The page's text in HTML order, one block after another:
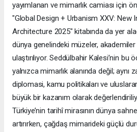
yayımlanan ve mimarlık camiası için
"Global Design + Urbanism XXV: New
Architecture 2025" kitabında da yer
dünya genelindeki müzeler,
ulaştırılıyor. Seddülbahir Kalesi’nin bu
yalnızca mimarlık alanında değil; aynı
diplomasi, kamu politikaları ve
büyük bir kazanım olarak
Türkiye’nin tarihî mirasının dünya
artırırken, çağdaş mimarideki güçlü